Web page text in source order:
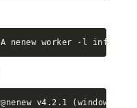
nenew worker -l info
v4.2.1